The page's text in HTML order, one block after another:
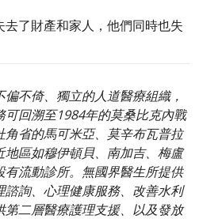
了財產和家人，他們同時也失
不倚、獨立的人道醫療組織，
回溯至1984年的莫桑比克內戰
省的馬可米亞、莫辛布瓦普拉
區如穆伊頓貝、南加吉、梅盧
流動診所。無國界醫生所提供
詢、心理健康服務、改善水利
二層醫療護理支援、以及發放